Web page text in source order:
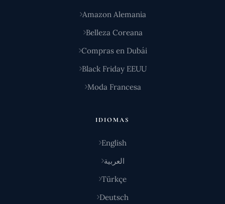
Amazon Alemania
Belleza Coreana
Compras en Dubái
Black Friday EEUU
Moda Francesa
IDIOMAS
English
العربية
Türkçe
Deutsch